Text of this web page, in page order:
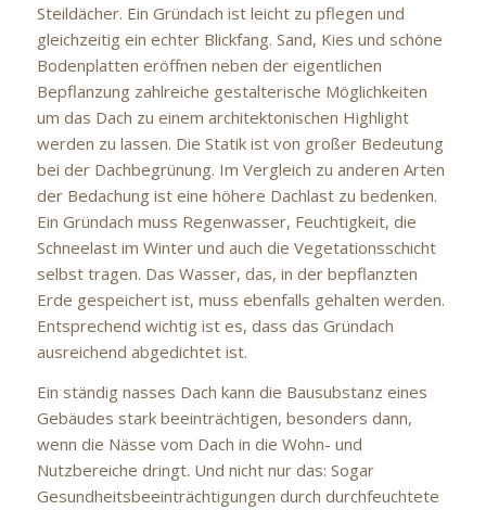
Steildächer. Ein Gründach ist leicht zu pflegen und
gleichzeitig ein echter Blickfang. Sand, Kies und schöne
Bodenplatten eröffnen neben der eigentlichen
Bepflanzung zahlreiche gestalterische Möglichkeiten
um das Dach zu einem architektonischen Highlight
werden zu lassen. Die Statik ist von großer Bedeutung
bei der Dachbegrünung. Im Vergleich zu anderen Arten
der Bedachung ist eine höhere Dachlast zu bedenken.
Ein Gründach muss Regenwasser, Feuchtigkeit, die
Schneelast im Winter und auch die Vegetationsschicht
selbst tragen. Das Wasser, das, in der bepflanzten
Erde gespeichert ist, muss ebenfalls gehalten werden.
Entsprechend wichtig ist es, dass das Gründach
ausreichend abgedichtet ist.
Ein ständig nasses Dach kann die Bausubstanz eines
Gebäudes stark beeinträchtigen, besonders dann,
wenn die Nässe vom Dach in die Wohn- und
Nutzbereiche dringt. Und nicht nur das: Sogar
Gesundheitsbeeinträchtigungen durch durchfeuchtete